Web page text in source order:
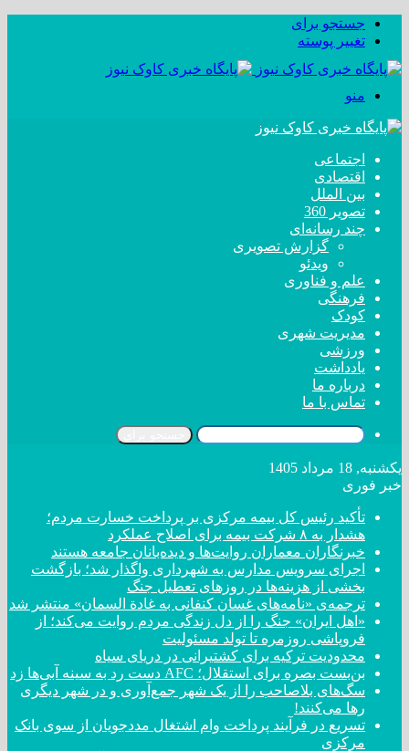
جستجو برای
تغییر پوسته
منو
اجتماعی
اقتصادی
بین الملل
تصویر 360
چند رسانه‌ای
گزارش تصویری
ویدئو
علم و فناوری
فرهنگی
کودک
مدیریت شهری
ورزشی
یادداشت
درباره ما
تماس با ما
یکشنبه, 18 مرداد 1405
خبر فوری
تأکید رئیس کل بیمه مرکزی بر پرداخت خسارت مردم؛
هشدار به ۸ شرکت‌ بیمه برای اصلاح عملکرد
خبرنگاران معماران روایت‌ها و دیده‌بانان جامعه هستند
اجرای سرویس مدارس به شهرداری واگذار شد؛ بازگشت
بخشی از هزینه‌ها در روزهای تعطیل جنگ
ترجمه‌ی «نامه‌های غسان کنفانی به غادة السمان» منتشر شد
«اهل ایران» جنگ را از دل زندگی مردم روایت می‌کند؛ از
فروپاشی روزمره تا تولد مسئولیت
محدودیت ترکیه برای کشتیرانی در دریای سیاه
بن‌بست بصره برای استقلال؛ AFC دست رد به سینه آبی‌ها زد
سگ‌های بلاصاحب را از یک شهر جمع‌آوری و در شهر دیگری
رها می‌کنند!
تسریع در فرآیند پرداخت وام اشتغال مددجویان از سوی بانک
مرکزی